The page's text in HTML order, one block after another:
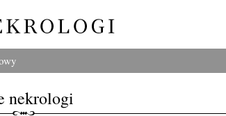
nekrologi